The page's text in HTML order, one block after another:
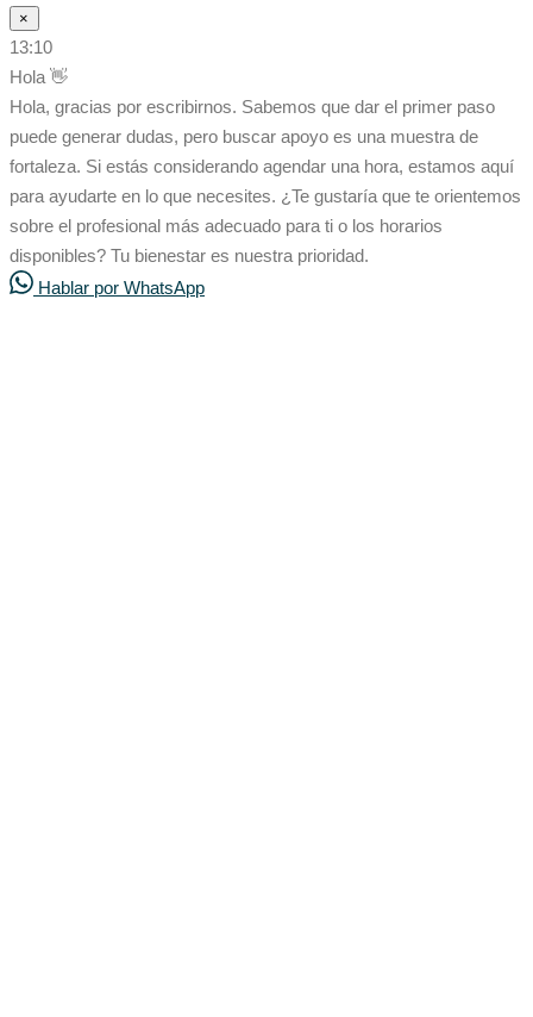
×
13:10
Hola 👋
Hola, gracias por escribirnos. Sabemos que dar el primer paso
puede generar dudas, pero buscar apoyo es una muestra de
fortaleza. Si estás considerando agendar una hora, estamos aquí
para ayudarte en lo que necesites. ¿Te gustaría que te orientemos
sobre el profesional más adecuado para ti o los horarios
disponibles? Tu bienestar es nuestra prioridad.
Hablar por WhatsApp